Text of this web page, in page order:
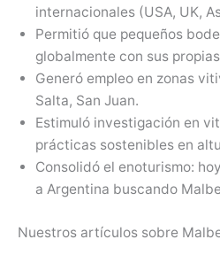
internacionales (USA, UK,
Permitió que pequeños
globalmente con sus
Generó empleo en zonas
Salta, San Juan.
Estimuló investigación en
prácticas sostenibles en
Consolidó el enoturismo:
a Argentina buscando
Nuestros artículos sobre